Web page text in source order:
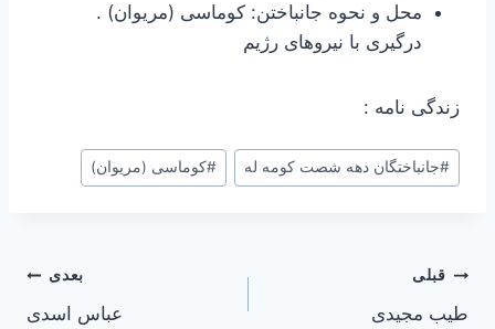
محل و نحوه جانباختن: کوماسی (مریوان) .
درگیری با نیروهای رژیم
زندگی نامه :
#جانباختگان دهه شصت کومه له #کوماسی (مریوان)
راهبری
قبلی
طیب مجیدی
بعدی
عباس اسدی